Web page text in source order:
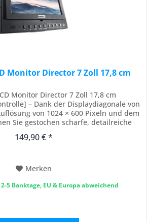
Monitor Director 7 Zoll 17,8 cm
Monitor Director 7 Zoll 17,8 cm
– Dank der Displaydiagonale von
von 1024 × 600 Pixeln und dem
Sie gestochen scharfe, detailreiche
eine hervorragende Sicht, so
149,90 € *
Merken
5 Banktage, EU & Europa abweichend